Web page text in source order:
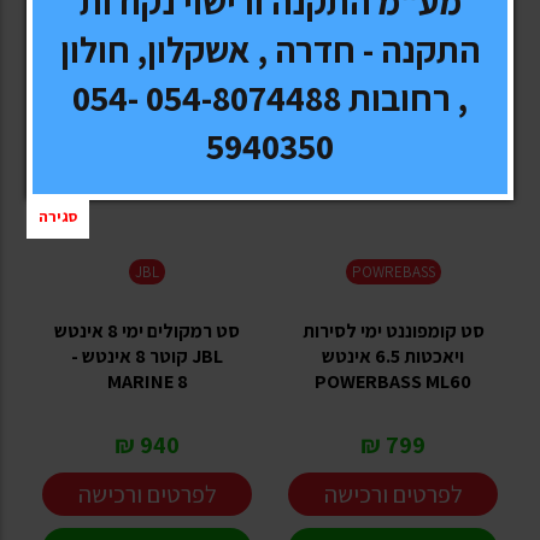
POWREBASS
סט קומפוננט ימי לסירות
ויאכטות 6.5 אינטש
POWERBASS ML60
799 ₪
לפרטים ורכישה
JBL
סט רמקולים ימי 8 אינטש
JBL קוטר 8 אינטש -
MARINE 8
940 ₪
לפרטים ורכישה
התקנה - חדרה , אשקלון, חולון
, רחובות 054-8074488 054-
5940350
סגירה